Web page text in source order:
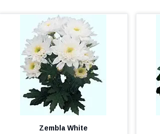
Zembla White